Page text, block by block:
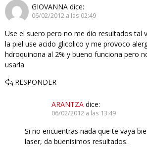
GIOVANNA dice:
06/02/2012 a las 02:49
Use el suero pero no me dio resultados tal
la piel use acido glicolico y me provoco
hdroquinona al 2% y bueno funciona pero
usarla
RESPONDER
ARANTZA dice:
06/02/2012 a las 13:49
Si no encuentras nada que te vaya
laser, da buenisimos resultados.